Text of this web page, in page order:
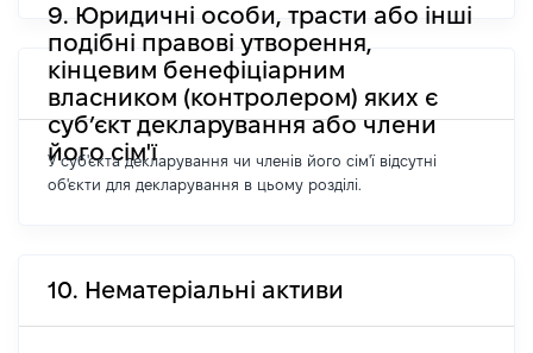
9. Юридичні особи, трасти або інші
подібні правові утворення,
кінцевим бенефіціарним
власником (контролером) яких є
суб’єкт декларування або члени
його сім'ї
У суб'єкта декларування чи членів його сім'ї відсутні
об'єкти для декларування в цьому розділі.
10. Нематеріальні активи